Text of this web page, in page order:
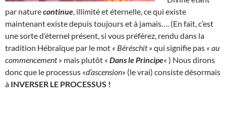
par naturecontinue , illimité et éternelle, ce qui existe
maintenant existe depuis toujours et à jamais…. (En fait, c’est
une sorte d’éternel présent, si vous préférez, rendu dans la
tradition Hébraïque par le mot « Béréschit » qui signifie pas « au
commencement » mais plutôt « Dans le Principe« ) Nous dirons
donc que le processus «d’ascension» (le vrai) consiste désormais
à INVERSER LE PROCESSUS !